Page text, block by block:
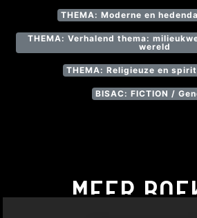
THEMA: Moderne en
THEMA: Verhalend thema:
wereld
THEMA: Religieuze en
BISAC: FICTION /
MEER